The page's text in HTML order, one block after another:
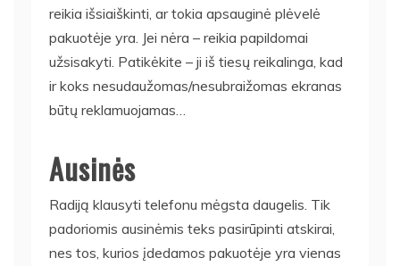
reikia išsiaiškinti, ar tokia apsauginė plėvelė
pakuotėje yra. Jei nėra – reikia papildomai
užsisakyti. Patikėkite – ji iš tiesų reikalinga, kad
ir koks nesudaužomas/nesubraižomas ekranas
būtų reklamuojamas…
Ausinės
Radiją klausyti telefonu mėgsta daugelis. Tik
padoriomis ausinėmis teks pasirūpinti atskirai,
nes tos, kurios įdedamos pakuotėje yra vienas